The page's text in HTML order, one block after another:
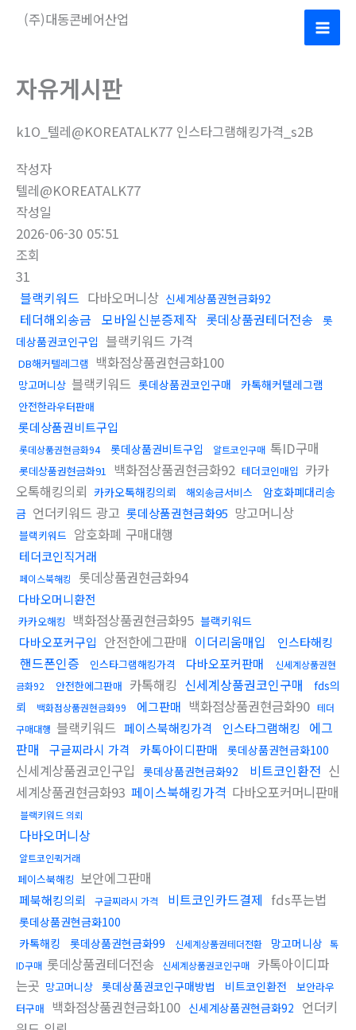
(주)대동콘베어산업
Main
자유게시판
k1O_텔레@KOREATALK77 인스타그램해킹가격_s2B
작성자
텔레@KOREATALK77
작성일
2026-06-30 05:51
조회
31
블랙키워드 다바오머니상 신세계상품권현금화92
테더해외송금 모바일신분증제작 롯데상품권테더전송
롯
데상품권코인구입 블랙키워드 가격
DB해커텔레그램 백화점상품권현금화100
망고머니상 블랙키워드 롯데상품권코인구매 카톡해커텔레그램
안전한라우터판매
롯데상품권비트구입
롯데상품권현금화94 롯데상품권비트구입 알트코인구매 톡ID구매
롯데상품권현금화91 백화점상품권현금화92 테더코인매입 카카
오톡해킹의뢰 카카오톡해킹의뢰 해외송금서비스
암호화폐대리송
금 언더키워드 광고 롯데상품권현금화95 망고머니상
블랙키워드 암호화폐 구매대행
테더코인직거래
페이스북해킹 롯데상품권현금화94
다바오머니환전
카카오해킹 백화점상품권현금화95 블랙키워드
다바오포커구입 안전한에그판매 이더리움매입 인스타해킹
핸드폰인증 인스타그램해킹가격 다바오포커판매
신세계상품권현
금화92
안전한에그판매 카톡해킹 신세계상품권코인구매
fds의
뢰
백화점상품권현금화99 에그판매 백화점상품권현금화90 테더
구매대행 블랙키워드 페이스북해킹가격 인스타그램해킹
에그
판매
구글찌라시 가격 카톡아이디판매 롯데상품권현금화100
신세계상품권코인구입 롯데상품권현금화92 비트코인환전 신
세계상품권현금화93 페이스북해킹가격 다바오포커머니판매
블랙키워드 의뢰
다바오머니상
알트코인퀵거래
페이스북해킹 보안에그판매
페북해킹의뢰 구글찌라시 가격 비트코인카드결제 fds푸는법
롯데상품권현금화100
카톡해킹
롯데상품권현금화99 신세계상품권테더전환 망고머니상 톡
ID구매 롯데상품권테더전송 신세계상품권코인구매
카톡아이디파
는곳 망고머니상 롯데상품권코인구매방법 비트코인환전
보안라우
터구매
백화점상품권현금화100 신세계상품권현금화92 언더키